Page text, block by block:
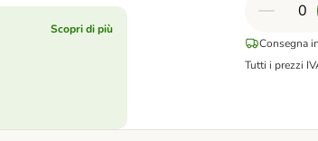
Scopri di più
Consegna
Tutti i prezzi